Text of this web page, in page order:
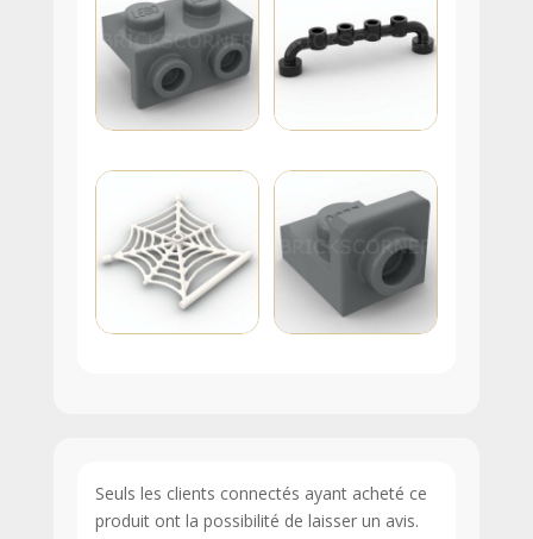
Seuls les clients connectés ayant acheté ce
produit ont la possibilité de laisser un avis.